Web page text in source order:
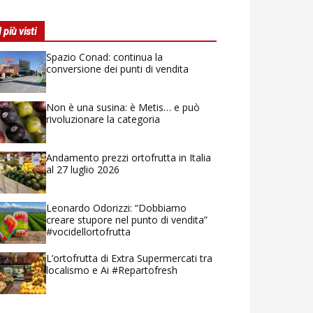
più visti
Spazio Conad: continua la
conversione dei punti di vendita
Non è una susina: è Metis… e può
rivoluzionare la categoria
Andamento prezzi ortofrutta in Italia
al 27 luglio 2026
Leonardo Odorizzi: “Dobbiamo
creare stupore nel punto di vendita”
#vocidellortofrutta
L’ortofrutta di Extra Supermercati tra
localismo e Ai #Repartofresh